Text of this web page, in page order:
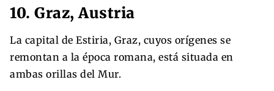
10. Graz, Austria
La capital de Estiria, Graz, cuyos orígenes se
remontan a la época romana, está situada en
ambas orillas del Mur.